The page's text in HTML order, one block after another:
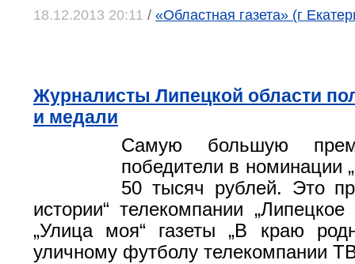
18.12.2013 20:11 / «Областная газета» (г
Журналисты Липецкой области
и медали
Самую большую
победители в номинации
50 тысяч рублей. Это
истории“ телекомпании
„Улица моя“ газеты „В краю
уличному футболу телекомпании